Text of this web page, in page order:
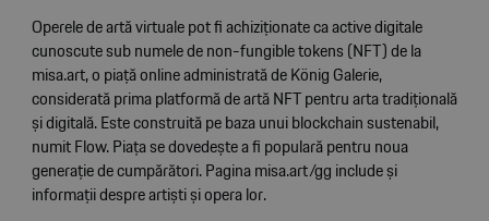
Operele de artă virtuale pot fi achiziționate ca active digitale
cunoscute sub numele de non-fungible tokens (NFT) de la
misa.art, o piață online administrată de König Galerie,
considerată prima platformă de artă NFT pentru arta tradițională
și digitală. Este construită pe baza unui blockchain sustenabil,
numit Flow. Piața se dovedește a fi populară pentru noua
generație de cumpărători. Pagina misa.art/gg include și
informații despre artiști și opera lor.